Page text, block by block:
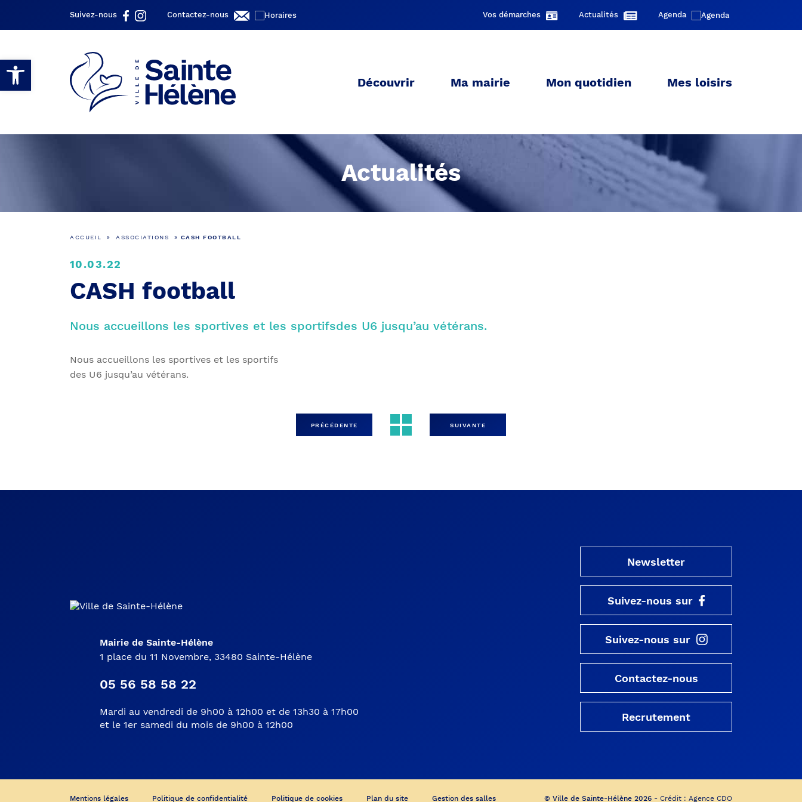
Ouvrir la barre d’outils
Suivez-nous Contactez-nous Vos démarches Actualités Agenda
Découvrir Ma mairie Mon quotidien Mes loisirs
Actualités
ACCUEIL » ASSOCIATIONS » CASH FOOTBALL
10.03.22
CASH football
Nous accueillons les sportives et les sportifsdes U6 jusqu’au vétérans.
Nous accueillons les sportives et les sportifs
des U6 jusqu’au vétérans.
PRÉCÉDENTE SUIVANTE
Mairie de Sainte-Hélène
1 place du 11 Novembre, 33480 Sainte-Hélène
05 56 58 58 22
Mardi au vendredi de 9h00 à 12h00 et de 13h30 à 17h00
et le 1er samedi du mois de 9h00 à 12h00
Newsletter
Suivez-nous sur
Suivez-nous sur
Contactez-nous
Recrutement
Mentions légales Politique de confidentialité Politique de cookies Plan du site Gestion des salles © Ville de Sainte-Hélène 2026 - Crédit : Agence CDO